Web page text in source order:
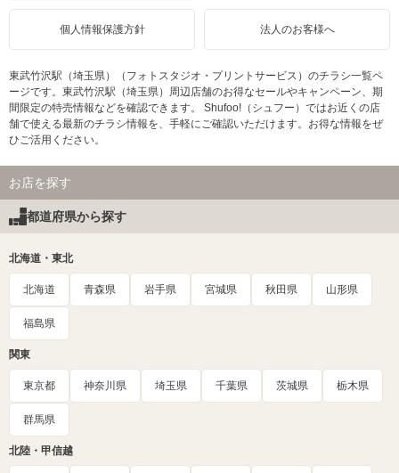
個人情報保護方針 法人のお客様へ
東武竹沢駅（埼玉県）（フォトスタジオ・プリントサービス）のチラシ一覧ペ
ージです。東武竹沢駅（埼玉県）周辺店舗のお得なセールやキャンペーン、期
間限定の特売情報などを確認できます。 Shufoo!（シュフー）ではお近くの店
舗で使える最新のチラシ情報を、手軽にご確認いただけます。お得な情報をぜ
ひご活用ください。
お店を探す
都道府県から探す
北海道・東北
北海道 青森県 岩手県 宮城県 秋田県 山形県
福島県
関東
東京都 神奈川県 埼玉県 千葉県 茨城県 栃木県
群馬県
北陸・甲信越